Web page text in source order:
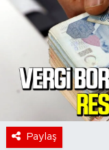
Paylaş